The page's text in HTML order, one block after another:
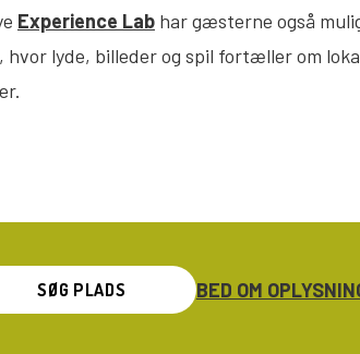
Experience Lab har gæsterne også
hvor lyde, billeder og spil fortæller om
SØG PLADS BED OM